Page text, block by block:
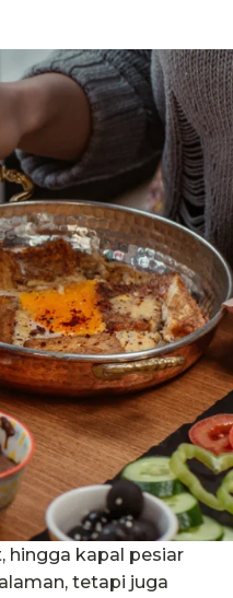
hingga kapal pesiar
tetapi juga